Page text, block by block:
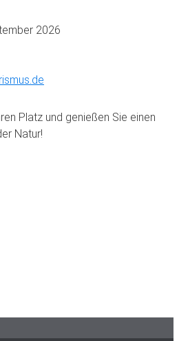
2026
Platz und genießen Sie einen
Natur!